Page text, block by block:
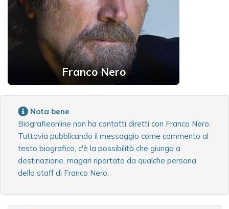
Franco Nero
Nota bene
Biografieonline non ha contatti diretti con Franco Nero.
Tuttavia pubblicando il messaggio come commento al
testo biografico, c'è la possibilità che giunga a
destinazione, magari riportato da qualche persona
dello staff di Franco Nero.